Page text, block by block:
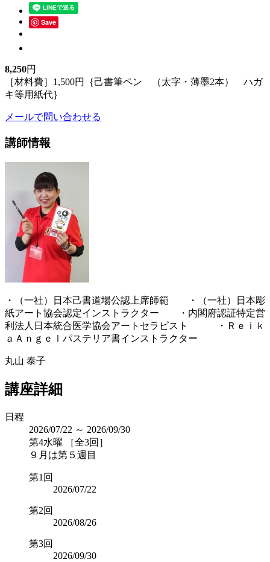
Save
8,250円
［材料費］1,500円｛己書筆ペン （太字・薄墨2本） ハガ
キ等用紙代｝
メールで問い合わせる
講師情報
・（一社）日本己書道場公認上席師範 ・（一社）日本彫
紙アート協会認定インストラクター ・内閣府認証特定営
利法人日本統合医学協会アートセラピスト ・Ｒｅｉｋ
ａＡｎｇｅｌパステリア書インストラクター
丸山 泰子
講座詳細
日程
2026/07/22 ～ 2026/09/30
第4水曜 ［全3回］
９月は第５週目
第1回
2026/07/22
第2回
2026/08/26
第3回
2026/09/30